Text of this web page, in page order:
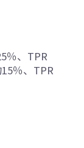
％、TPR
％、TPR